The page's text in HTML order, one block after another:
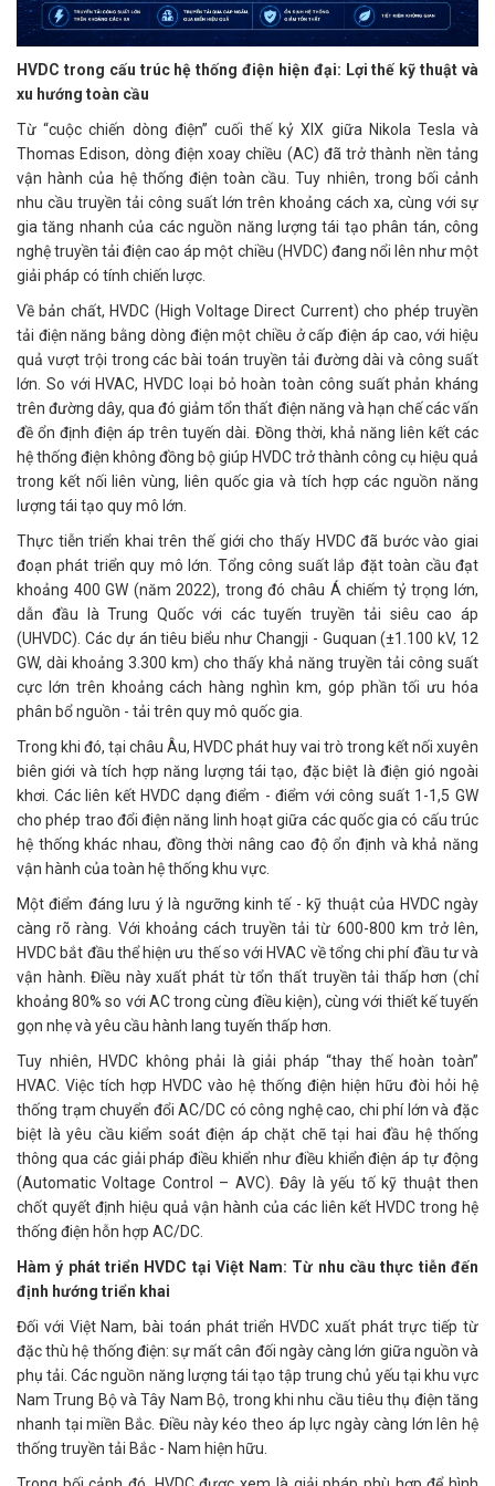
HVDC trong cấu trúc hệ thống điện hiện đại: Lợi thế kỹ thuật và
xu hướng toàn cầu
Từ “cuộc chiến dòng điện” cuối thế kỷ XIX giữa Nikola Tesla và
Thomas Edison, dòng điện xoay chiều (AC) đã trở thành nền tảng
vận hành của hệ thống điện toàn cầu. Tuy nhiên, trong bối cảnh
nhu cầu truyền tải công suất lớn trên khoảng cách xa, cùng với sự
gia tăng nhanh của các nguồn năng lượng tái tạo phân tán, công
nghệ truyền tải điện cao áp một chiều (HVDC) đang nổi lên như một
giải pháp có tính chiến lược.
Về bản chất, HVDC (High Voltage Direct Current) cho phép truyền
tải điện năng bằng dòng điện một chiều ở cấp điện áp cao, với hiệu
quả vượt trội trong các bài toán truyền tải đường dài và công suất
lớn. So với HVAC, HVDC loại bỏ hoàn toàn công suất phản kháng
trên đường dây, qua đó giảm tổn thất điện năng và hạn chế các vấn
đề ổn định điện áp trên tuyến dài. Đồng thời, khả năng liên kết các
hệ thống điện không đồng bộ giúp HVDC trở thành công cụ hiệu quả
trong kết nối liên vùng, liên quốc gia và tích hợp các nguồn năng
lượng tái tạo quy mô lớn.
Thực tiễn triển khai trên thế giới cho thấy HVDC đã bước vào giai
đoạn phát triển quy mô lớn. Tổng công suất lắp đặt toàn cầu đạt
khoảng 400 GW (năm 2022), trong đó châu Á chiếm tỷ trọng lớn,
dẫn đầu là Trung Quốc với các tuyến truyền tải siêu cao áp
(UHVDC). Các dự án tiêu biểu như Changji - Guquan (±1.100 kV, 12
GW, dài khoảng 3.300 km) cho thấy khả năng truyền tải công suất
cực lớn trên khoảng cách hàng nghìn km, góp phần tối ưu hóa
phân bổ nguồn - tải trên quy mô quốc gia.
Trong khi đó, tại châu Âu, HVDC phát huy vai trò trong kết nối xuyên
biên giới và tích hợp năng lượng tái tạo, đặc biệt là điện gió ngoài
khơi. Các liên kết HVDC dạng điểm - điểm với công suất 1-1,5 GW
cho phép trao đổi điện năng linh hoạt giữa các quốc gia có cấu trúc
hệ thống khác nhau, đồng thời nâng cao độ ổn định và khả năng
vận hành của toàn hệ thống khu vực.
Một điểm đáng lưu ý là ngưỡng kinh tế - kỹ thuật của HVDC ngày
càng rõ ràng. Với khoảng cách truyền tải từ 600-800 km trở lên,
HVDC bắt đầu thể hiện ưu thế so với HVAC về tổng chi phí đầu tư và
vận hành. Điều này xuất phát từ tổn thất truyền tải thấp hơn (chỉ
khoảng 80% so với AC trong cùng điều kiện), cùng với thiết kế tuyến
gọn nhẹ và yêu cầu hành lang tuyến thấp hơn.
Tuy nhiên, HVDC không phải là giải pháp “thay thế hoàn toàn”
HVAC. Việc tích hợp HVDC vào hệ thống điện hiện hữu đòi hỏi hệ
thống trạm chuyển đổi AC/DC có công nghệ cao, chi phí lớn và đặc
biệt là yêu cầu kiểm soát điện áp chặt chẽ tại hai đầu hệ thống
thông qua các giải pháp điều khiển như điều khiển điện áp tự động
(Automatic Voltage Control – AVC). Đây là yếu tố kỹ thuật then
chốt quyết định hiệu quả vận hành của các liên kết HVDC trong hệ
thống điện hỗn hợp AC/DC.
Hàm ý phát triển HVDC tại Việt Nam: Từ nhu cầu thực tiễn đến
định hướng triển khai
Đối với Việt Nam, bài toán phát triển HVDC xuất phát trực tiếp từ
đặc thù hệ thống điện: sự mất cân đối ngày càng lớn giữa nguồn và
phụ tải. Các nguồn năng lượng tái tạo tập trung chủ yếu tại khu vực
Nam Trung Bộ và Tây Nam Bộ, trong khi nhu cầu tiêu thụ điện tăng
nhanh tại miền Bắc. Điều này kéo theo áp lực ngày càng lớn lên hệ
thống truyền tải Bắc - Nam hiện hữu.